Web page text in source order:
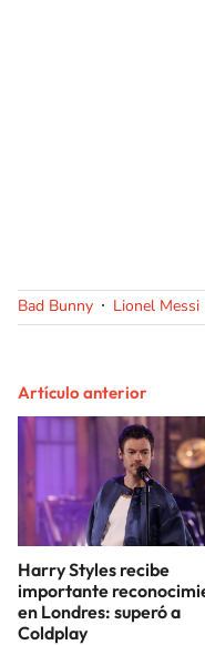
Bad Bunny Lionel Messi
Artículo anterior
Harry Styles recibe
importante
en Londres: superó a
Coldplay